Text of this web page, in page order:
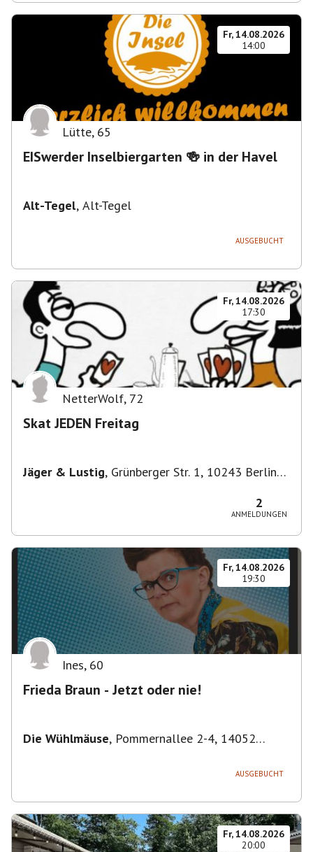
Fr, 14.08.2026
14:00
Lütte, 65
EISwerder Inselbiergarten 🍻 in der Havel
Alt-Tegel, Alt-Tegel
AUSGEBUCHT
Fr, 14.08.2026
17:30
NetterWolf, 72
Skat JEDEN Freitag
Jäger & Lustig, Grünberger Str. 1, 10243 Berlin-
2
ANMELDUNGEN
Fr, 14.08.2026
19:30
Ines, 60
Frieda Braun - Jetzt oder nie!
Die Wühlmäuse, Pommernallee 2-4, 14052
AUSGEBUCHT
Fr, 14.08.2026
20:00